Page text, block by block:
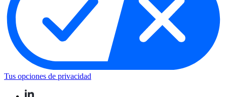
Tus opciones de privacidad